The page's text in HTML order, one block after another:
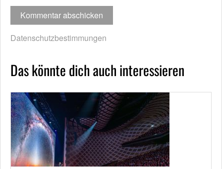
Datenschutzbestimmungen
Das könnte dich auch interessieren